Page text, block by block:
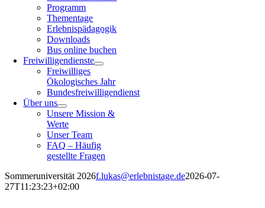
Programm
Thementage
Erlebnispädagogik
Downloads
Bus online buchen
Freiwilligendienste
Freiwilliges
Ökologisches Jahr
Bundesfreiwilligendienst
Über uns
Unsere Mission &
Werte
Unser Team
FAQ – Häufig
gestellte Fragen
Sommeruniversität 2026f.lukas@erlebnistage.de2026-07-
27T11:23:23+02:00